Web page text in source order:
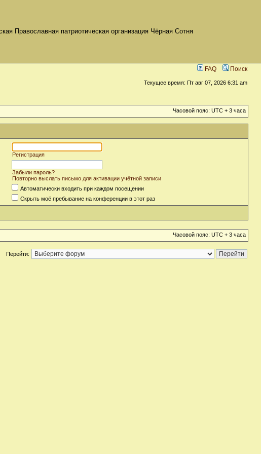
Православная патриотическая организация Чёрная Сотня
FAQ Поиск
Текущее время: Пт авг 07, 2026 6:31 am
Часовой пояс: UTC + 3 часа
Регистрация
Забыли пароль?
Повторно выслать письмо для активации учётной записи
Автоматически входить при каждом посещении
Скрыть моё пребывание на конференции в этот раз
Часовой пояс: UTC + 3 часа
Перейти: